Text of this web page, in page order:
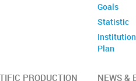
Goals
Statistic
Plan
PRODUCTION NEWS &